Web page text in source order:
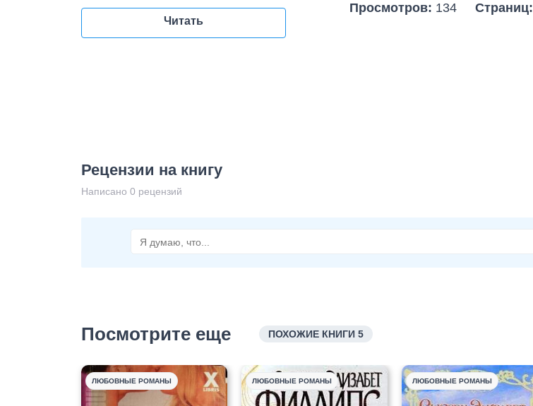
Читать
Просмотров: 134 Страниц:
Рецензии на книгу
Написано 0 рецензий
Посмотрите еще ПОХОЖИЕ КНИГИ 5
ЛЮБОВНЫЕ РОМАНЫ ЛЮБОВНЫЕ РОМАНЫ ЛЮБОВНЫЕ РОМАНЫ